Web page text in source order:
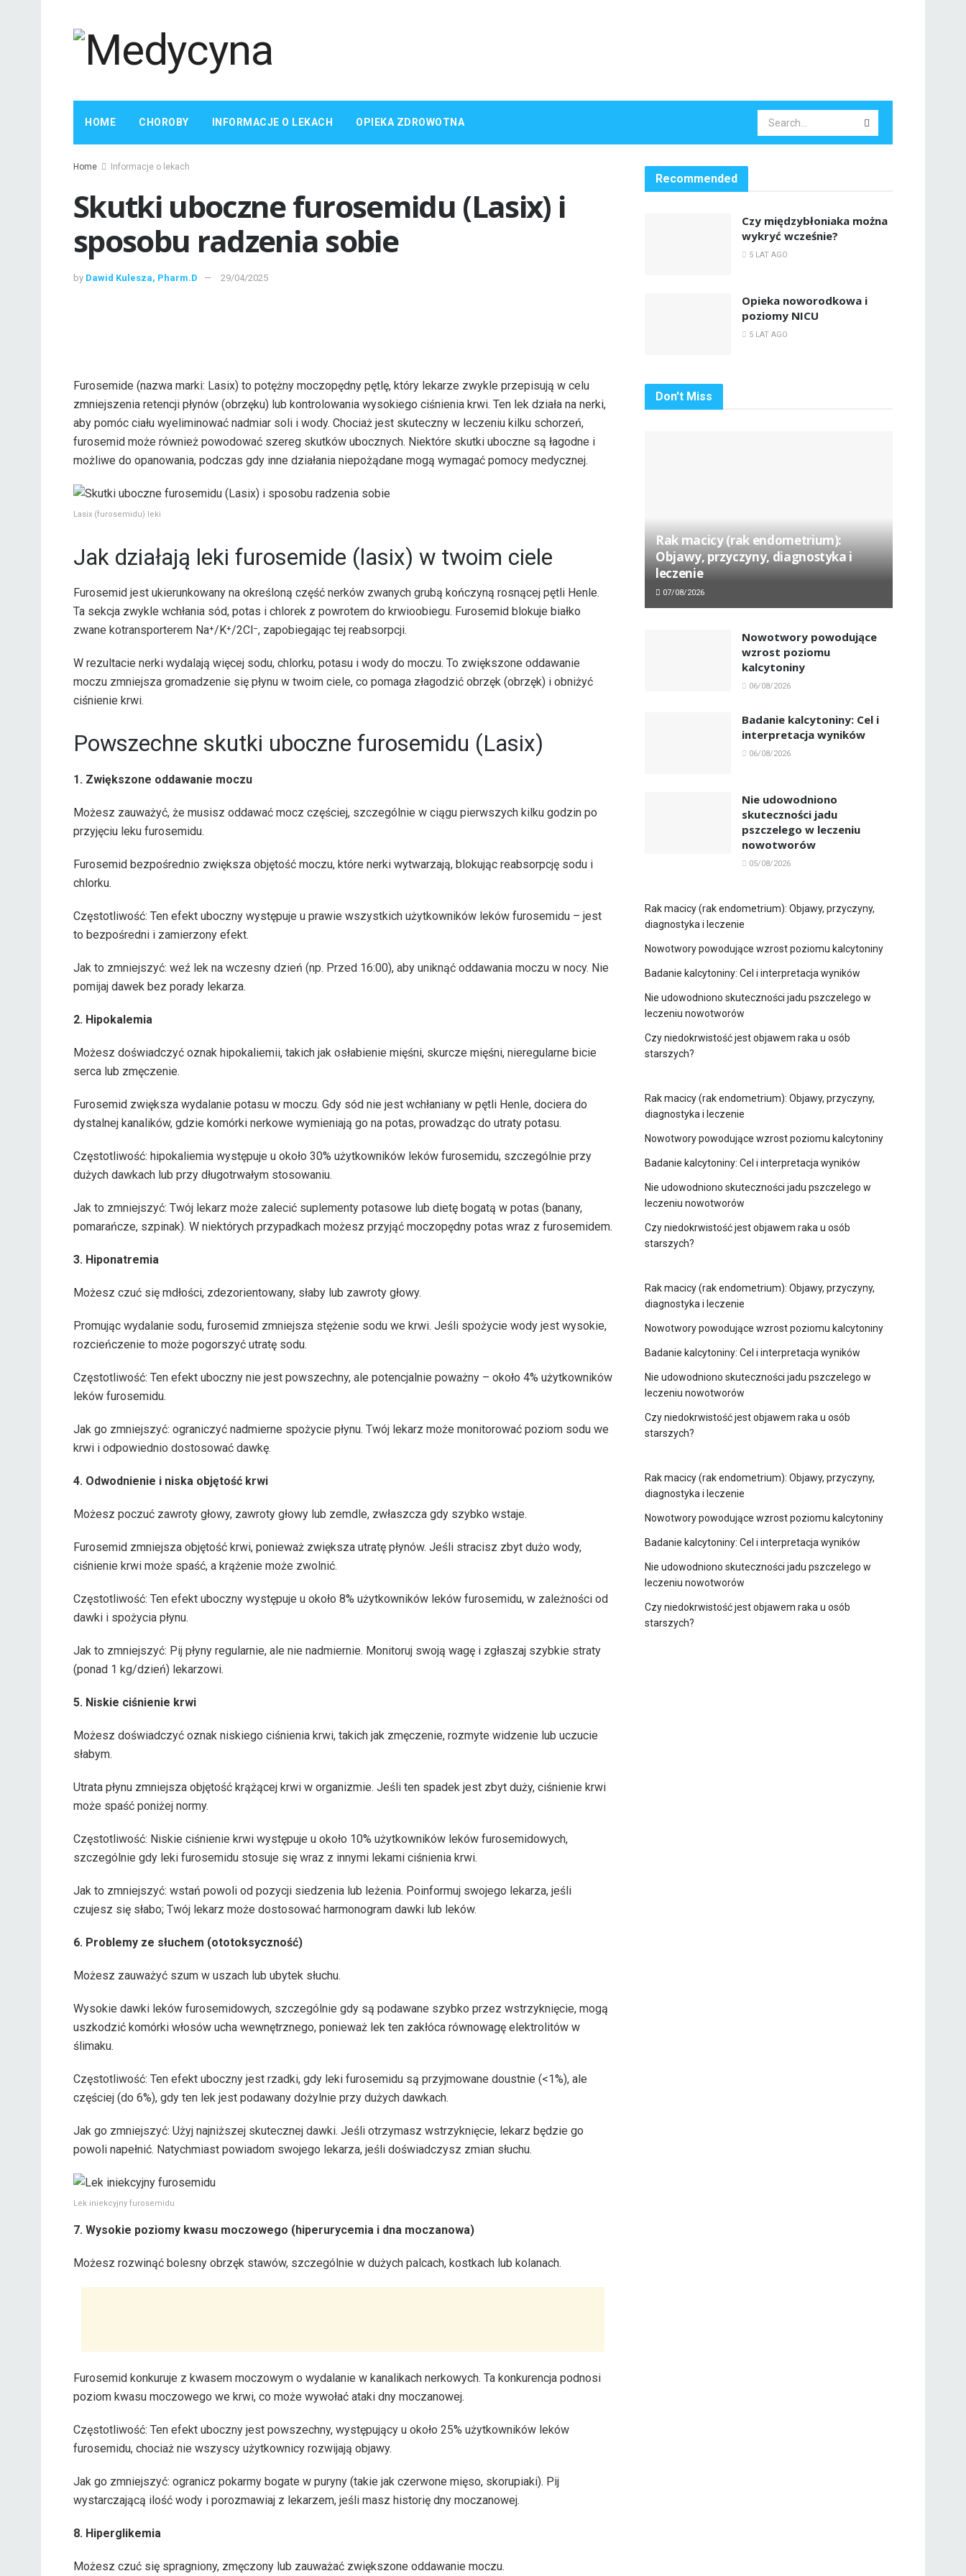
HOME CHOROBY INFORMACJE O LEKACH OPIEKA ZDROWOTNA
Home Informacje o lekach
Skutki uboczne furosemidu (Lasix) i
sposobu radzenia sobie
by Dawid Kulesza, Pharm.D 29/04/2025
Furosemide (nazwa marki: Lasix) to potężny moczopędny pętlę, który lekarze zwykle przepisują w celu
zmniejszenia retencji płynów (obrzęku) lub kontrolowania wysokiego ciśnienia krwi. Ten lek działa na nerki,
aby pomóc ciału wyeliminować nadmiar soli i wody. Chociaż jest skuteczny w leczeniu kilku schorzeń,
furosemid może również powodować szereg skutków ubocznych. Niektóre skutki uboczne są łagodne i
możliwe do opanowania, podczas gdy inne działania niepożądane mogą wymagać pomocy medycznej.
Lasix (furosemidu) leki
Jak działają leki furosemide (lasix) w twoim ciele
Furosemid jest ukierunkowany na określoną część nerków zwanych grubą kończyną rosnącej pętli Henle.
Ta sekcja zwykle wchłania sód, potas i chlorek z powrotem do krwioobiegu. Furosemid blokuje białko
zwane kotransporterem Na⁺/K⁺/2Cl⁻, zapobiegając tej reabsorpcji.
W rezultacie nerki wydalają więcej sodu, chlorku, potasu i wody do moczu. To zwiększone oddawanie
moczu zmniejsza gromadzenie się płynu w twoim ciele, co pomaga złagodzić obrzęk (obrzęk) i obniżyć
ciśnienie krwi.
Powszechne skutki uboczne furosemidu (Lasix)
1. Zwiększone oddawanie moczu
Możesz zauważyć, że musisz oddawać mocz częściej, szczególnie w ciągu pierwszych kilku godzin po
przyjęciu leku furosemidu.
Furosemid bezpośrednio zwiększa objętość moczu, które nerki wytwarzają, blokując reabsorpcję sodu i
chlorku.
Częstotliwość: Ten efekt uboczny występuje u prawie wszystkich użytkowników leków furosemidu – jest
to bezpośredni i zamierzony efekt.
Jak to zmniejszyć: weź lek na wczesny dzień (np. Przed 16:00), aby uniknąć oddawania moczu w nocy. Nie
pomijaj dawek bez porady lekarza.
2. Hipokalemia
Możesz doświadczyć oznak hipokaliemii, takich jak osłabienie mięśni, skurcze mięśni, nieregularne bicie
serca lub zmęczenie.
Furosemid zwiększa wydalanie potasu w moczu. Gdy sód nie jest wchłaniany w pętli Henle, dociera do
dystalnej kanalików, gdzie komórki nerkowe wymieniają go na potas, prowadząc do utraty potasu.
Częstotliwość: hipokaliemia występuje u około 30% użytkowników leków furosemidu, szczególnie przy
dużych dawkach lub przy długotrwałym stosowaniu.
Jak to zmniejszyć: Twój lekarz może zalecić suplementy potasowe lub dietę bogatą w potas (banany,
pomarańcze, szpinak). W niektórych przypadkach możesz przyjąć moczopędny potas wraz z furosemidem.
3. Hiponatremia
Możesz czuć się mdłości, zdezorientowany, słaby lub zawroty głowy.
Promując wydalanie sodu, furosemid zmniejsza stężenie sodu we krwi. Jeśli spożycie wody jest wysokie,
rozcieńczenie to może pogorszyć utratę sodu.
Częstotliwość: Ten efekt uboczny nie jest powszechny, ale potencjalnie poważny – około 4% użytkowników
leków furosemidu.
Jak go zmniejszyć: ograniczyć nadmierne spożycie płynu. Twój lekarz może monitorować poziom sodu we
krwi i odpowiednio dostosować dawkę.
4. Odwodnienie i niska objętość krwi
Możesz poczuć zawroty głowy, zawroty głowy lub zemdle, zwłaszcza gdy szybko wstaje.
Furosemid zmniejsza objętość krwi, ponieważ zwiększa utratę płynów. Jeśli stracisz zbyt dużo wody,
ciśnienie krwi może spaść, a krążenie może zwolnić.
Częstotliwość: Ten efekt uboczny występuje u około 8% użytkowników leków furosemidu, w zależności od
dawki i spożycia płynu.
Jak to zmniejszyć: Pij płyny regularnie, ale nie nadmiernie. Monitoruj swoją wagę i zgłaszaj szybkie straty
(ponad 1 kg/dzień) lekarzowi.
5. Niskie ciśnienie krwi
Możesz doświadczyć oznak niskiego ciśnienia krwi, takich jak zmęczenie, rozmyte widzenie lub uczucie
słabym.
Utrata płynu zmniejsza objętość krążącej krwi w organizmie. Jeśli ten spadek jest zbyt duży, ciśnienie krwi
może spaść poniżej normy.
Częstotliwość: Niskie ciśnienie krwi występuje u około 10% użytkowników leków furosemidowych,
szczególnie gdy leki furosemidu stosuje się wraz z innymi lekami ciśnienia krwi.
Jak to zmniejszyć: wstań powoli od pozycji siedzenia lub leżenia. Poinformuj swojego lekarza, jeśli
czujesz się słabo; Twój lekarz może dostosować harmonogram dawki lub leków.
6. Problemy ze słuchem (ototoksyczność)
Możesz zauważyć szum w uszach lub ubytek słuchu.
Wysokie dawki leków furosemidowych, szczególnie gdy są podawane szybko przez wstrzyknięcie, mogą
uszkodzić komórki włosów ucha wewnętrznego, ponieważ lek ten zakłóca równowagę elektrolitów w
ślimaku.
Częstotliwość: Ten efekt uboczny jest rzadki, gdy leki furosemidu są przyjmowane doustnie (<1%), ale
częściej (do 6%), gdy ten lek jest podawany dożylnie przy dużych dawkach.
Jak go zmniejszyć: Użyj najniższej skutecznej dawki. Jeśli otrzymasz wstrzyknięcie, lekarz będzie go
powoli napełnić. Natychmiast powiadom swojego lekarza, jeśli doświadczysz zmian słuchu.
Lek iniekcyjny furosemidu
7. Wysokie poziomy kwasu moczowego (hiperurycemia i dna moczanowa)
Możesz rozwinąć bolesny obrzęk stawów, szczególnie w dużych palcach, kostkach lub kolanach.
Furosemid konkuruje z kwasem moczowym o wydalanie w kanalikach nerkowych. Ta konkurencja podnosi
poziom kwasu moczowego we krwi, co może wywołać ataki dny moczanowej.
Częstotliwość: Ten efekt uboczny jest powszechny, występujący u około 25% użytkowników leków
furosemidu, chociaż nie wszyscy użytkownicy rozwijają objawy.
Jak go zmniejszyć: ogranicz pokarmy bogate w puryny (takie jak czerwone mięso, skorupiaki). Pij
wystarczającą ilość wody i porozmawiaj z lekarzem, jeśli masz historię dny moczanowej.
8. Hiperglikemia
Możesz czuć się spragniony, zmęczony lub zauważać zwiększone oddawanie moczu.
Recommended
Czy międzybłoniaka można
wykryć wcześnie?
5 LAT AGO
Opieka noworodkowa i
poziomy NICU
5 LAT AGO
Don't Miss
Rak macicy (rak endometrium):
Objawy, przyczyny, diagnostyka i
leczenie
07/08/2026
Nowotwory powodujące
wzrost poziomu
kalcytoniny
06/08/2026
Badanie kalcytoniny: Cel i
interpretacja wyników
06/08/2026
Nie udowodniono
skuteczności jadu
pszczelego w leczeniu
nowotworów
05/08/2026
Rak macicy (rak endometrium): Objawy, przyczyny,
diagnostyka i leczenie
Nowotwory powodujące wzrost poziomu kalcytoniny
Badanie kalcytoniny: Cel i interpretacja wyników
Nie udowodniono skuteczności jadu pszczelego w
leczeniu nowotworów
Czy niedokrwistość jest objawem raka u osób
starszych?
Rak macicy (rak endometrium): Objawy, przyczyny,
diagnostyka i leczenie
Nowotwory powodujące wzrost poziomu kalcytoniny
Badanie kalcytoniny: Cel i interpretacja wyników
Nie udowodniono skuteczności jadu pszczelego w
leczeniu nowotworów
Czy niedokrwistość jest objawem raka u osób
starszych?
Rak macicy (rak endometrium): Objawy, przyczyny,
diagnostyka i leczenie
Nowotwory powodujące wzrost poziomu kalcytoniny
Badanie kalcytoniny: Cel i interpretacja wyników
Nie udowodniono skuteczności jadu pszczelego w
leczeniu nowotworów
Czy niedokrwistość jest objawem raka u osób
starszych?
Rak macicy (rak endometrium): Objawy, przyczyny,
diagnostyka i leczenie
Nowotwory powodujące wzrost poziomu kalcytoniny
Badanie kalcytoniny: Cel i interpretacja wyników
Nie udowodniono skuteczności jadu pszczelego w
leczeniu nowotworów
Czy niedokrwistość jest objawem raka u osób
starszych?